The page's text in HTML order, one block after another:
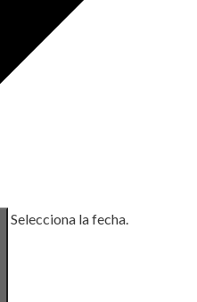
Selecciona la fecha.